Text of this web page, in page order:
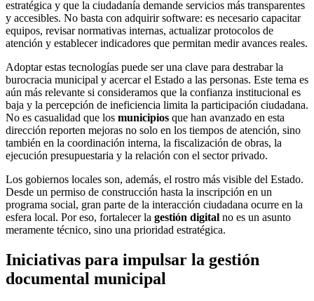
estratégica y que la ciudadanía demande servicios más transparentes
y accesibles. No basta con adquirir software: es necesario capacitar
equipos, revisar normativas internas, actualizar protocolos de
atención y establecer indicadores que permitan medir avances reales.
Adoptar estas tecnologías puede ser una clave para destrabar la
burocracia municipal y acercar el Estado a las personas. Este tema es
aún más relevante si consideramos que la confianza institucional es
baja y la percepción de ineficiencia limita la participación ciudadana.
No es casualidad que los municipios que han avanzado en esta
dirección reporten mejoras no solo en los tiempos de atención, sino
también en la coordinación interna, la fiscalización de obras, la
ejecución presupuestaria y la relación con el sector privado.
Los gobiernos locales son, además, el rostro más visible del Estado.
Desde un permiso de construcción hasta la inscripción en un
programa social, gran parte de la interacción ciudadana ocurre en la
esfera local. Por eso, fortalecer la gestión digital no es un asunto
meramente técnico, sino una prioridad estratégica.
Iniciativas para impulsar la gestión
documental municipal